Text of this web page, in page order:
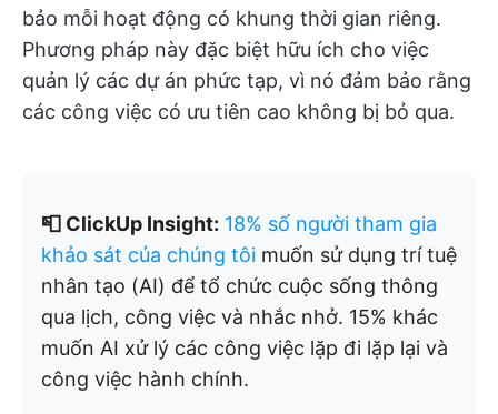
bảo mỗi hoạt động có khung thời gian riêng.
Phương pháp này đặc biệt hữu ích cho việc
quản lý các dự án phức tạp, vì nó đảm bảo rằng
các công việc có ưu tiên cao không bị bỏ qua.
📮 ClickUp Insight: 18% số người tham gia
khảo sát của chúng tôi muốn sử dụng trí tuệ
nhân tạo (AI) để tổ chức cuộc sống thông
qua lịch, công việc và nhắc nhở. 15% khác
muốn AI xử lý các công việc lặp đi lặp lại và
công việc hành chính.